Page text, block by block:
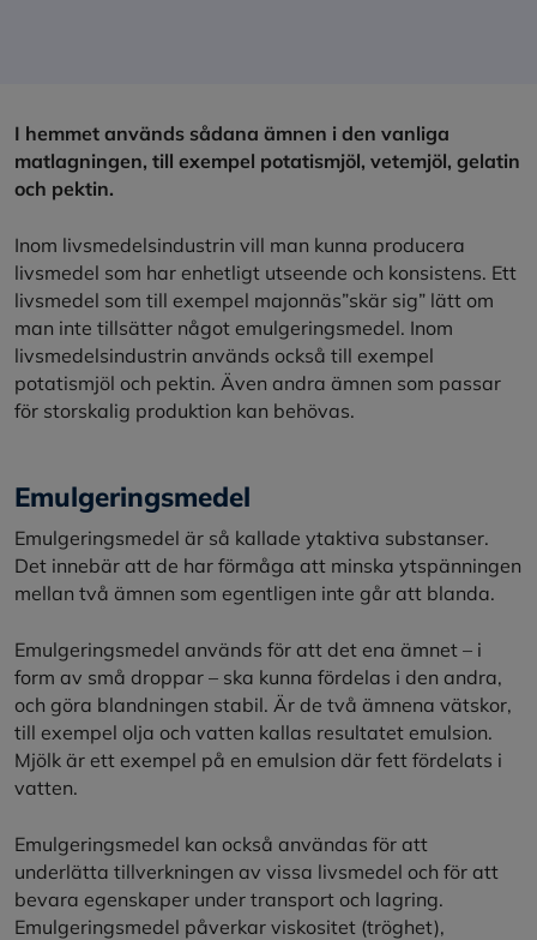
I hemmet används sådana ämnen i den vanliga
matlagningen, till exempel potatismjöl, vetemjöl, gelatin
och pektin.
Inom livsmedelsindustrin vill man kunna producera
livsmedel som har enhetligt utseende och konsistens. Ett
livsmedel som till exempel majonnäs”skär sig” lätt om
man inte tillsätter något emulgeringsmedel. Inom
livsmedelsindustrin används också till exempel
potatismjöl och pektin. Även andra ämnen som passar
för storskalig produktion kan behövas.
Emulgeringsmedel
Emulgeringsmedel är så kallade ytaktiva substanser.
Det innebär att de har förmåga att minska ytspänningen
mellan två ämnen som egentligen inte går att blanda.
Emulgeringsmedel används för att det ena ämnet – i
form av små droppar – ska kunna fördelas i den andra,
och göra blandningen stabil. Är de två ämnena vätskor,
till exempel olja och vatten kallas resultatet emulsion.
Mjölk är ett exempel på en emulsion där fett fördelats i
vatten.
Emulgeringsmedel kan också användas för att
underlätta tillverkningen av vissa livsmedel och för att
bevara egenskaper under transport och lagring.
Emulgeringsmedel påverkar viskositet (tröghet),